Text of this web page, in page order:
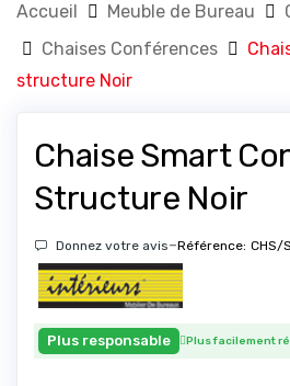
Accueil Meuble de Bureau
Chaises Conférences
structure Noir
Chaise Smart
Structure Noir
Donnez votre avis-Référence: CHS/
Plus responsable Plus facilement